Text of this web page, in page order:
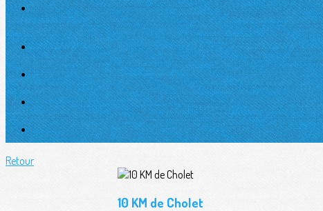
Retour
10 KM de Cholet